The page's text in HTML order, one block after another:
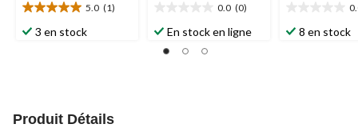
5.0 (1)
5.0
étoile(s)
3 en stock
0.0 (0)
étoile(s)
sur
En stock en ligne
étoile(s)
8 en stock
Produit Détails